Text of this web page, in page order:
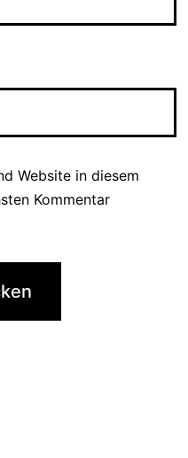
Website in diesem
Kommentar